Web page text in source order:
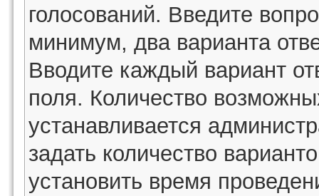
голосований. Введите
минимум, два варианта
Вводите каждый вариант
поля. Количество
устанавливается
задать количество
установить время